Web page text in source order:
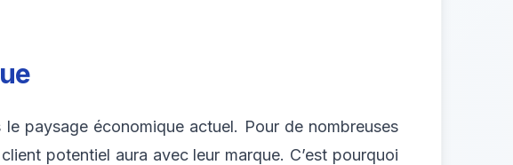
paysage économique actuel. Pour de nombreuses
potentiel aura avec leur marque. C’est pourquoi